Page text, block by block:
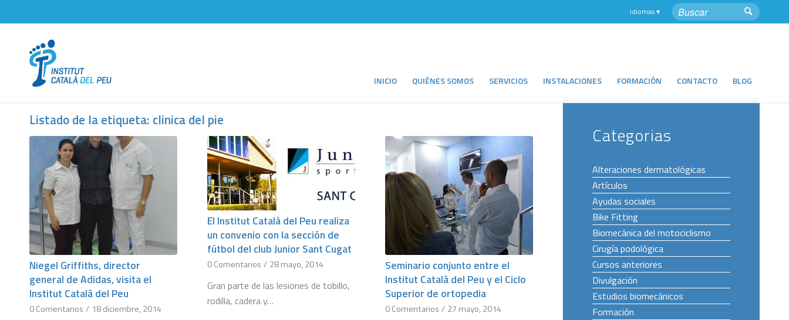
INICIO QUIÉNES SOMOS SERVICIOS INSTALACIONES FORMACIÓN CONTACTO BLOG
Listado de la etiqueta: clinica del pie
Niegel Griffiths, director
general de Adidas, visita el
Institut Català del Peu
0 Comentarios / 18 diciembre, 2014
El Institut Català del Peu realiza
un convenio con la sección de
fútbol del club Junior Sant Cugat
0 Comentarios / 28 mayo, 2014
Gran parte de las lesiones de tobillo,
rodilla, cadera y…
Seminario conjunto entre el
Institut Català del Peu y el Ciclo
Superior de ortopedia
0 Comentarios / 27 mayo, 2014
Categorias
Alteraciones dermatológicas
Artículos
Ayudas sociales
Bike Fitting
Biomecánica del motociclismo
Cirugía podológica
Cursos anteriores
Divulgación
Estudios biomecánicos
Formación